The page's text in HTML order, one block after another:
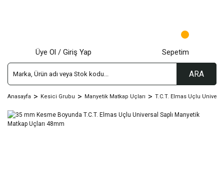
ARA
Üye Ol / Giriş Yap Sepetim
Anasayfa Kesici Grubu Manyetik Matkap Uçları T.C.T. Elmas Uçlu